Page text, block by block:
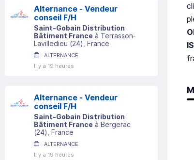
Alternance - Vendeur
conseil F/H
Saint-Gobain Distribution
Bâtiment France à Terrasson-
Lavilledieu (24) , France
ALTERNANCE
Il y a 19 heures
Alternance - Vendeur
conseil F/H
Saint-Gobain Distribution
Bâtiment France à Bergerac
(24) , France
ALTERNANCE
Il y a 19 heures